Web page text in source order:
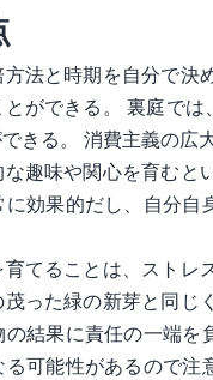
法と時期を自分で決
ができる。 裏庭で
きる。 消費主義の広
趣味や関心を育むと
効果的だし、自分
てることは、ストレ
った緑の新芽と同じ
結果に責任の一端
可能性があるので